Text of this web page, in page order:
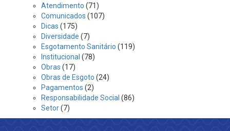
Atendimento (71)
Comunicados (107)
Dicas (175)
Diversidade (7)
Esgotamento Sanitário (119)
Institucional (78)
Obras (17)
Obras de Esgoto (24)
Pagamentos (2)
Responsabilidade Social (86)
Setor(7)